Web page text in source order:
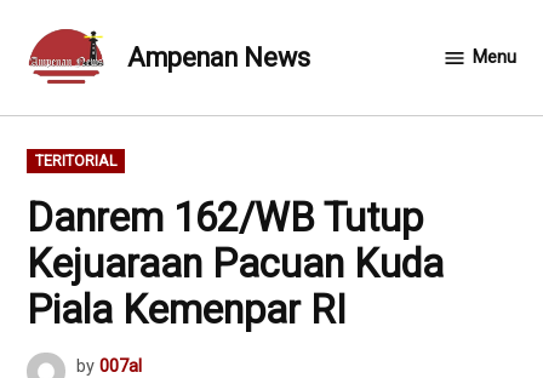
content
Ampenan News Menu
POSTED
IN
TERITORIAL
Danrem 162/WB Tutup
Kejuaraan Pacuan Kuda
Piala Kemenpar RI
by 007al